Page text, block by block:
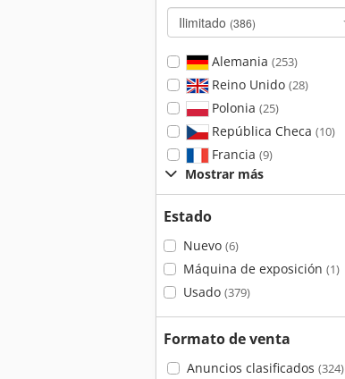
Ilimitado (386)
Alemania (253)
Reino Unido (28)
Polonia (25)
República Checa (10)
Francia (9)
Mostrar más
Estado
Nuevo (6)
Máquina de exposición (1)
Usado (379)
Formato de venta
Anuncios clasificados (324)